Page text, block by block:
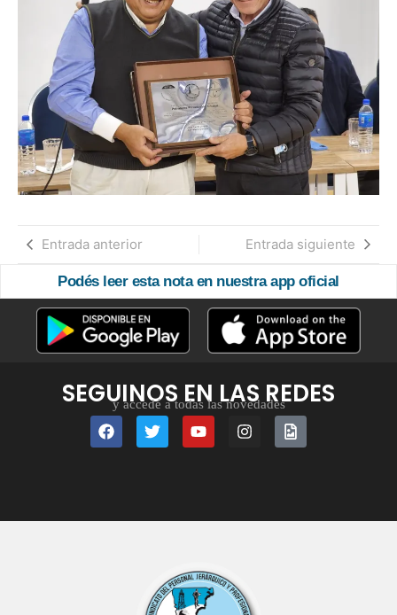
Entrada anterior Entrada siguiente
Podés leer esta nota en nuestra app oficial
SEGUINOS EN LAS REDES
y accedé a todas las novedades